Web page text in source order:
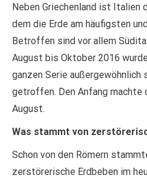
Neben Griechenland ist Italien
dem die Erde am häufigsten
Betroffen sind vor allem
August bis Oktober 2016
ganzen Serie außergewöhnlich
getroffen. Den Anfang machte
August.
Was stammt von
Schon von den Römern
zerstörerische Erdbeben im